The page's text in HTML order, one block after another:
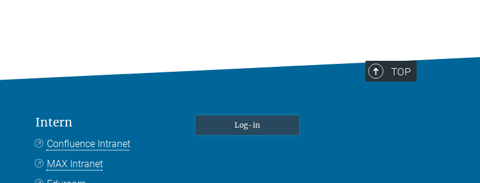
TOP
Intern
Confluence Intranet
MAX Intranet
Log-in